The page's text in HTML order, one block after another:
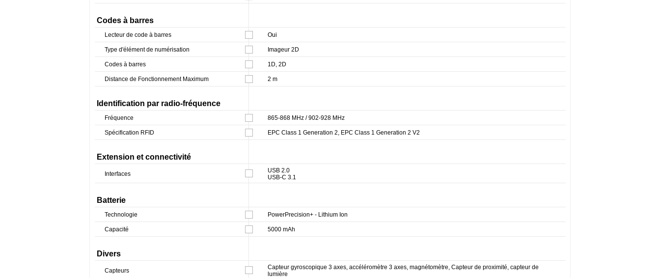
Codes à barres
Lecteur de code à barres Oui
Type d'élément de numérisation Imageur 2D
Codes à barres 1D, 2D
Distance de Fonctionnement Maximum 2 m
Identification par radio-fréquence
Fréquence 865-868 MHz / 902-928 MHz
Spécification RFID EPC Class 1 Generation 2, EPC Class 1 Generation 2 V2
Extension et connectivité
Interfaces
USB 2.0
USB-C 3.1
Batterie
Technologie PowerPrecision+ - Lithium Ion
Capacité 5000 mAh
Divers
Capteurs
Capteur gyroscopique 3 axes, accéléromètre 3 axes, magnétomètre, Capteur de proximité, capteur de
lumière